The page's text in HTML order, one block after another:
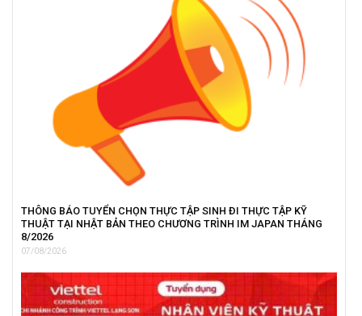
THÔNG BÁO TUYỂN CHỌN THỰC TẬP SINH ĐI THỰC TẬP KỸ
THUẬT TẠI NHẬT BẢN THEO CHƯƠNG TRÌNH IM JAPAN THÁNG
8/2026
07/08/2026